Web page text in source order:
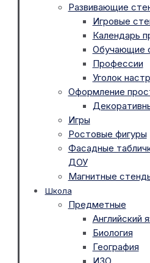
Развивающие
Игровые
Календарь
Обучающие
Профессии
Уголок
Оформление
Игры
Ростовые фигуры
Фасадные
ДОУ
Магнитные
Школа
Предметные
Английский
Биология
География